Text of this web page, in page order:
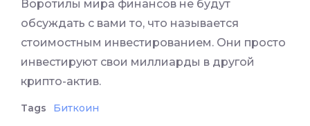
Воротилы мира финансов не будут
обсуждать с вами то, что называется
стоимостным инвестированием. Они просто
инвестируют свои миллиарды в другой
крипто-актив.
Tags Биткоин